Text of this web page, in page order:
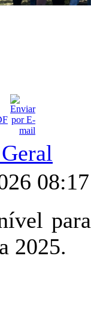
08:17
2025.